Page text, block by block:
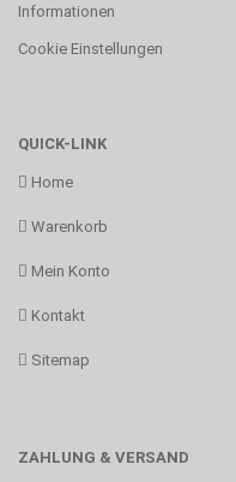
Informationen
Cookie Einstellungen
QUICK-LINK
Home
Warenkorb
Mein Konto
Kontakt
Sitemap
ZAHLUNG & VERSAND